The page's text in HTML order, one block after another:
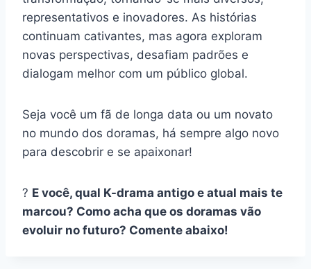
representativos e inovadores. As histórias
continuam cativantes, mas agora exploram
novas perspectivas, desafiam padrões e
dialogam melhor com um público global.
Seja você um fã de longa data ou um novato
no mundo dos doramas, há sempre algo novo
para descobrir e se apaixonar!
? E você, qual K-drama antigo e atual mais te
marcou? Como acha que os doramas vão
evoluir no futuro? Comente abaixo!